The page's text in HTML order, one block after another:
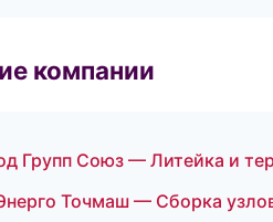
компании
Групп Союз — Литейка и
Точмаш — Сборка